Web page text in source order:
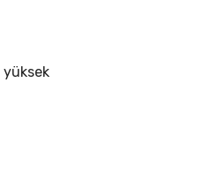
yüksek